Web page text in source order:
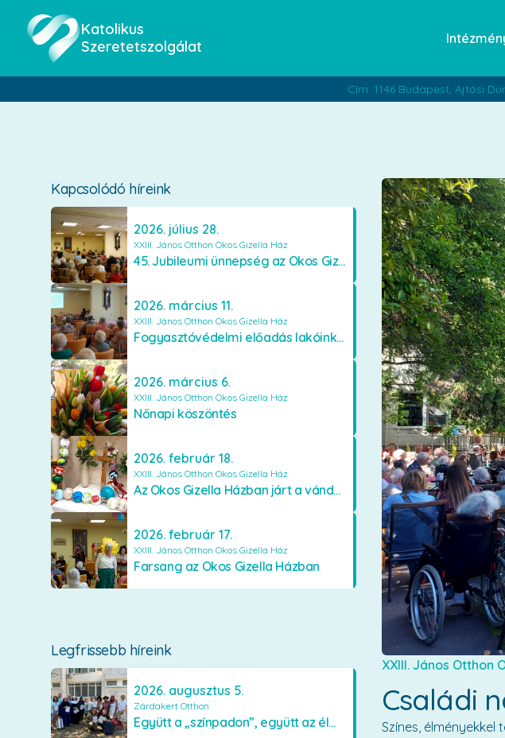
Katolikus
Szeretetszolgálat
Cím: 1146 Budapest, Ajtósi
Kapcsolódó híreink
2026. július 28.
XXIII. János Otthon Okos Gizella Ház
45. Jubileumi ünnepség az Okos Gizella Házban
2026. március 11.
XXIII. János Otthon Okos Gizella Ház
Fogyasztóvédelmi előadás lakóinknak
2026. március 6.
XXIII. János Otthon Okos Gizella Ház
Nőnapi köszöntés
2026. február 18.
XXIII. János Otthon Okos Gizella Ház
Az Okos Gizella Házban járt a vándorló rózsafüzér
2026. február 17.
XXIII. János Otthon Okos Gizella Ház
Farsang az Okos Gizella Házban
Legfrissebb híreink
2026. augusztus 5.
Zárdakert Otthon
Együtt a „színpadon”, együtt az élményekért 🎭✨
XXIII. János Otthon
Családi
Színes,